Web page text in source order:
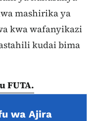
mashirika ya
kwa wafanyikazi
kudai bima
FUTA.
wa Ajira